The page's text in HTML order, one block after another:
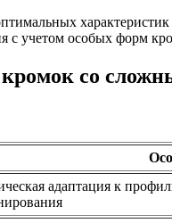
с учетом особых форм
со
адаптация к